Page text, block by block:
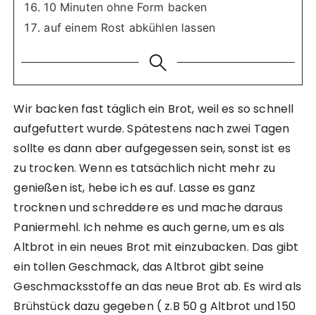
10 Minuten ohne Form backen
auf einem Rost abkühlen lassen
Wir backen fast täglich ein Brot, weil es so schnell
aufgefuttert wurde. Spätestens nach zwei Tagen
sollte es dann aber aufgegessen sein, sonst ist es
zu trocken. Wenn es tatsächlich nicht mehr zu
genießen ist, hebe ich es auf. Lasse es ganz
trocknen und schreddere es und mache daraus
Paniermehl. Ich nehme es auch gerne, um es als
Altbrot in ein neues Brot mit einzubacken. Das gibt
ein tollen Geschmack, das Altbrot gibt seine
Geschmacksstoffe an das neue Brot ab. Es wird als
Brühstück dazu gegeben ( z.B 50 g Altbrot und 150